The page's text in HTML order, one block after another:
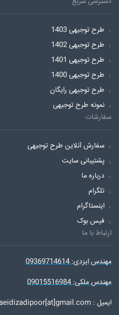
طرح توجیهی 1403
طرح توجیهی 1402
طرح توجیهی 1401
طرح توجیهی 1400
طرح توجیهی رایگان
نمونه طرح توجیهی
سفارشات
سفارش آنلاین طرح توجیهی
پشتیبانی سایت
درباره ما
تلگرام
اینستاگرام
فیس بوک
ارتباط با ما
مهندس ایزدی: 09369714614
مهندس ملکی: 09015516984
ایمیل : saeidizadipoor[at]gmail.com